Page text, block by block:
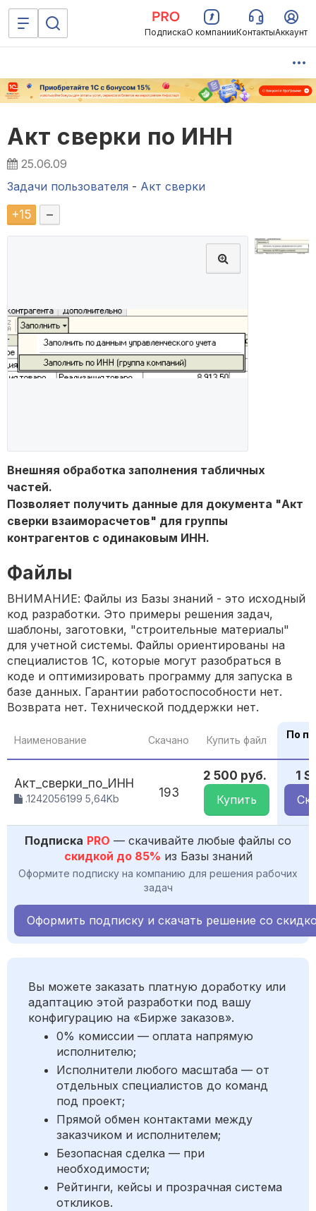
ПодпискаО компанииКонтактыАккаунт
Акт сверки по ИНН
25.06.09
Задачи пользователя - Акт сверки
+15 –
Внешняя обработка заполнения табличных
частей.
Позволяет получить данные для документа "Акт
сверки взаиморасчетов" для группы
контрагентов с одинаковым ИНН.
Файлы
ВНИМАНИЕ: Файлы из Базы знаний - это исходный
код разработки. Это примеры решения задач,
шаблоны, заготовки, "строительные материалы"
для учетной системы. Файлы ориентированы на
специалистов 1С, которые могут разобраться в
коде и оптимизировать программу для запуска в
базе данных. Гарантии работоспособности нет.
Возврата нет. Технической поддержки нет.
Наименование Скачано Купить файл
По
Акт_сверки_по_ИНН
.1242056199 5,64Kb 193
2 500 руб.
Купить
1
Подписка PRO — скачивайте любые файлы со
скидкой до 85% из Базы знаний
Оформите подписку на компанию для решения рабочих
задач
Оформить подписку и скачать решение со
Вы можете заказать платную доработку или
адаптацию этой разработки под вашу
конфигурацию на «Бирже заказов».
0% комиссии — оплата напрямую
исполнителю;
Исполнители любого масштаба — от
отдельных специалистов до команд
под проект;
Прямой обмен контактами между
заказчиком и исполнителем;
Безопасная сделка — при
необходимости;
Рейтинги, кейсы и прозрачная система
откликов.